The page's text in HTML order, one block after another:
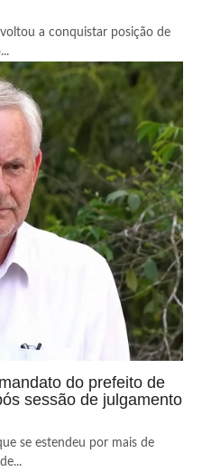
a conquistar posição de
do prefeito de
sessão de julgamento
se estendeu por mais de